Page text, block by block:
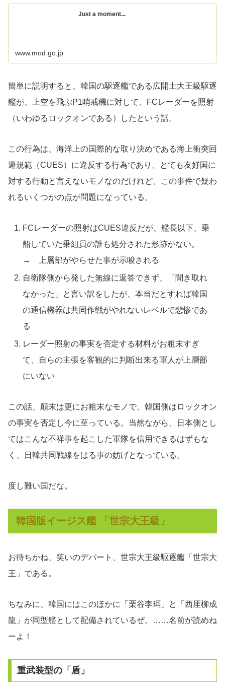
Just a moment...
www.mod.go.jp
簡単に説明すると、韓国の駆逐艦である広開土大王級駆逐
艦が、上空を飛ぶP1哨戒機に対して、FCレーダーを照射
（いわゆるロックオンである）したという話。
この行為は、海洋上の国際的な取り決めである海上衝突回
避規範（CUES）に違反する行為であり、とても友好国に
対する行動と言えないモノなのだけれど、この事件で疑わ
れるいくつかの点が問題になっている。
FCレーダーの照射はCUES違反だが、艦長以下、乗
船していた乗組員の誰も処分された形跡がない。
→ 上層部がやらせた事が示唆される
自衛隊側から発した無線に返答できず、「聞き取れ
なかった」と言い訳をしたが、本当だとすれば韓国
の通信機器は共同作戦がやれないレベルで悲惨であ
る
レーダー照射の事実を否定する材料がお粗末すぎ
て、自らの主張を客観的に判断出来る軍人が上層部
にいない
この話、顛末は更にお粗末なモノで、韓国側はロックオン
の事実を否定し今に至っている。当然ながら、日本側とし
てはこんな不祥事を起こした軍隊を信用できるはずもな
く、日韓共同戦線をはる事の妨げとなっている。
度し難い国だな。
韓国版イージス艦 「世宗大王級」
お待ちかね、笑いのデパート、世宗大王級駆逐艦「世宗大
王」である。
ちなみに、韓国にはこのほかに「栗谷李珥」と「西厓柳成
龍」が同型艦として配備されているぜ。……名前が読めね
ーよ！
重武装型の「盾」